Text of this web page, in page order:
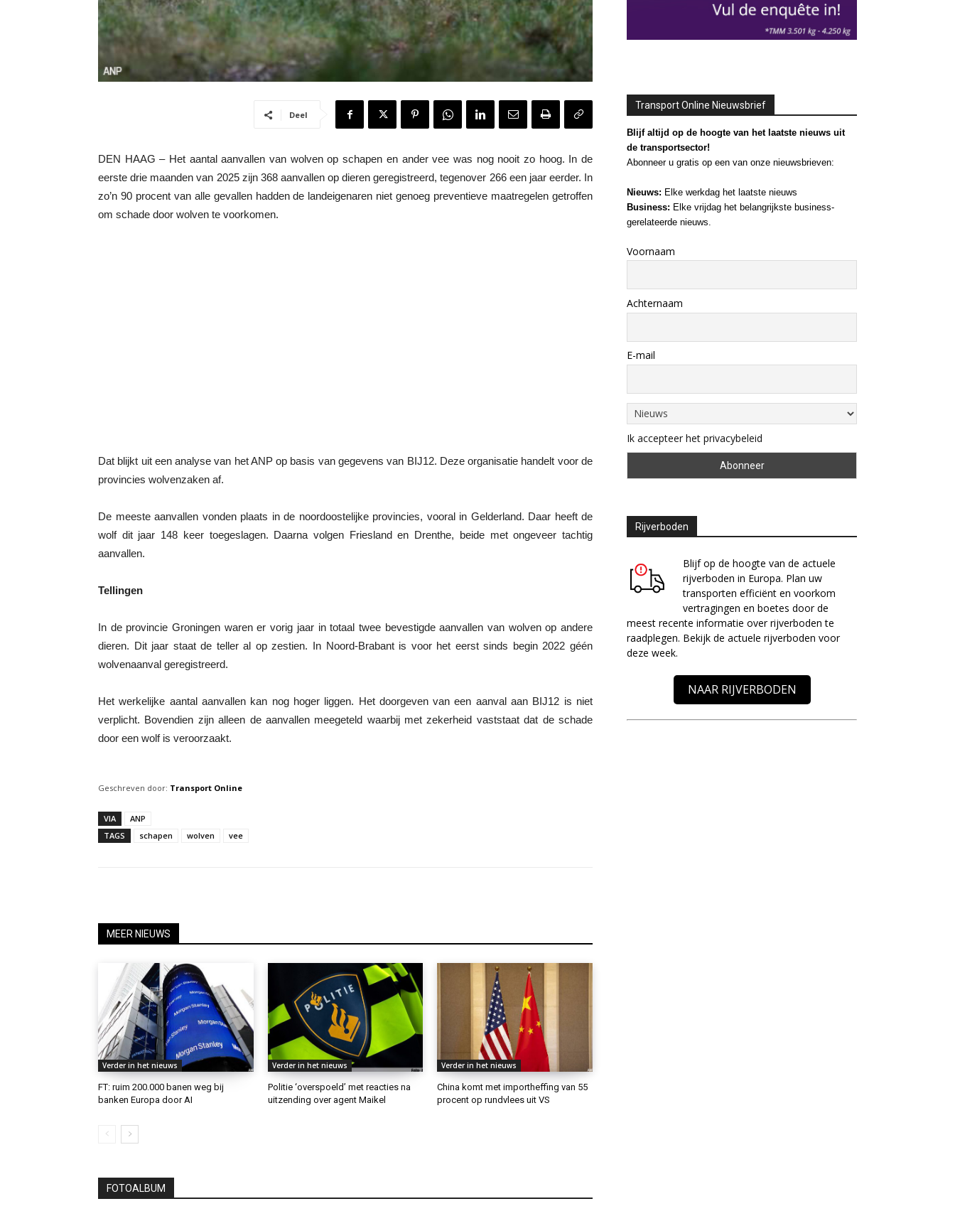
Deel
DEN HAAG – Het aantal aanvallen van wolven op schapen en ander vee was nog nooit zo hoog. In de
eerste drie maanden van 2025 zijn 368 aanvallen op dieren geregistreerd, tegenover 266 een jaar eerder. In
zo’n 90 procent van alle gevallen hadden de landeigenaren niet genoeg preventieve maatregelen getroffen
om schade door wolven te voorkomen.
Dat blijkt uit een analyse van het ANP op basis van gegevens van BIJ12. Deze organisatie handelt voor de
provincies wolvenzaken af.
De meeste aanvallen vonden plaats in de noordoostelijke provincies, vooral in Gelderland. Daar heeft de
wolf dit jaar 148 keer toegeslagen. Daarna volgen Friesland en Drenthe, beide met ongeveer tachtig
aanvallen.
Tellingen
In de provincie Groningen waren er vorig jaar in totaal twee bevestigde aanvallen van wolven op andere
dieren. Dit jaar staat de teller al op zestien. In Noord-Brabant is voor het eerst sinds begin 2022 géén
wolvenaanval geregistreerd.
Het werkelijke aantal aanvallen kan nog hoger liggen. Het doorgeven van een aanval aan BIJ12 is niet
verplicht. Bovendien zijn alleen de aanvallen meegeteld waarbij met zekerheid vaststaat dat de schade
door een wolf is veroorzaakt.
Geschreven door: Transport Online
VIA
ANP
TAGS
schapen wolven vee
MEER NIEUWS
Verder in het nieuws
FT: ruim 200.000 banen weg bij
banken Europa door AI
Verder in het nieuws
Politie ‘overspoeld’ met reacties na
uitzending over agent Maikel
Verder in het nieuws
China komt met importheffing van 55
procent op rundvlees uit VS
FOTOALBUM
Transport Online Nieuwsbrief
Blijf altijd op de hoogte van het laatste nieuws uit
de transportsector!
Abonneer u gratis op een van onze nieuwsbrieven:
Nieuws: Elke werkdag het laatste nieuws
Business: Elke vrijdag het belangrijkste business-
gerelateerde nieuws.
Voornaam
Achternaam
E-mail
Ik accepteer het privacybeleid
Rijverboden
Blijf op de hoogte van de actuele
rijverboden in Europa. Plan uw
transporten efficiënt en voorkom
vertragingen en boetes door de
meest recente informatie over rijverboden te
raadplegen. Bekijk de actuele rijverboden voor
deze week.
NAAR RIJVERBODEN